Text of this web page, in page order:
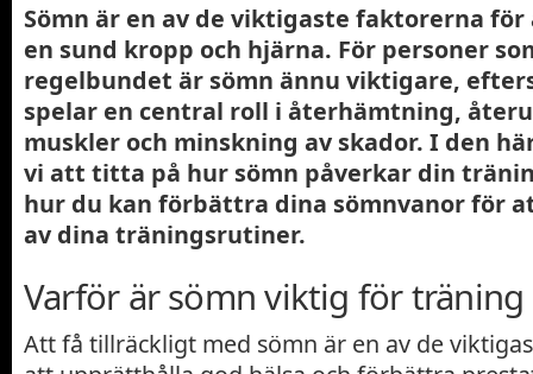
Sömn är en av de viktigaste faktorerna
en sund kropp och hjärna. För personer
regelbundet är sömn ännu viktigare,
spelar en central roll i återhämtning,
muskler och minskning av skador. I den
vi att titta på hur sömn påverkar din
hur du kan förbättra dina sömnvanor för
av dina träningsrutiner.
Varför är sömn viktig för träning
Att få tillräckligt med sömn är en av de